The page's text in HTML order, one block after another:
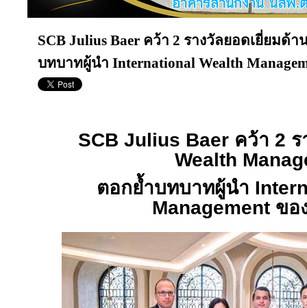
SCB Julius Baer คว้า 2 รางวัลยอดเยี่ยมด้
บทบาทผู้นำ International Wealth
SCB Julius Baer คว้า 2 ร
Wealth
ตอกย้ำบทบาทผู้นำ
Management ขอ